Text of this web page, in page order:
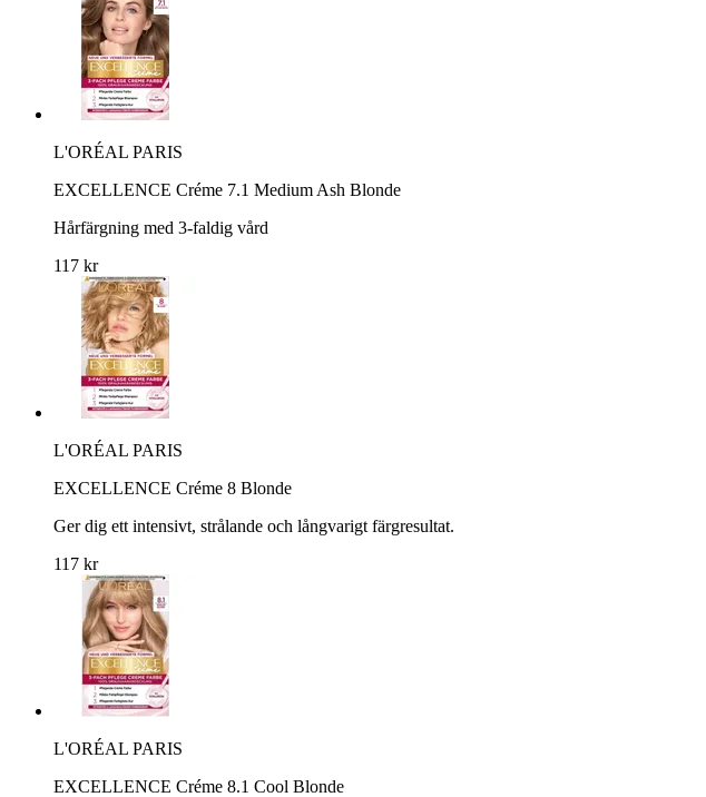
L'ORÉAL PARIS
EXCELLENCE Créme 7.1 Medium Ash Blonde
Hårfärgning med 3-faldig vård
117 kr
L'ORÉAL PARIS
EXCELLENCE Créme 8 Blonde
Ger dig ett intensivt, strålande och långvarigt färgresultat.
117 kr
L'ORÉAL PARIS
EXCELLENCE Créme 8.1 Cool Blonde